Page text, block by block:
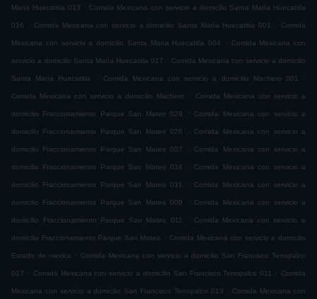
María Huecatitla 013 . Comida Mexicana con servicio a domicilio Santa María Huecatitla
016 . Comida Mexicana con servicio a domicilio Santa María Huecatitla 001 . Comida
Mexicana con servicio a domicilio Santa María Huecatitla 004 . Comida Mexicana con
servicio a domicilio Santa María Huecatitla 017 . Comida Mexicana con servicio a domicilio
Santa María Huecatitla . Comida Mexicana con servicio a domicilio Machero 001 .
Comida Mexicana con servicio a domicilio Machero . Comida Mexicana con servicio a
domicilio Fraccionamiento Parque San Mateo 029 . Comida Mexicana con servicio a
domicilio Fraccionamiento Parque San Mateo 028 . Comida Mexicana con servicio a
domicilio Fraccionamiento Parque San Mateo 007 . Comida Mexicana con servicio a
domicilio Fraccionamiento Parque San Mateo 034 . Comida Mexicana con servicio a
domicilio Fraccionamiento Parque San Mateo 031 . Comida Mexicana con servicio a
domicilio Fraccionamiento Parque San Mateo 009 . Comida Mexicana con servicio a
domicilio Fraccionamiento Parque San Mateo 011 . Comida Mexicana con servicio a
domicilio Fraccionamiento Parque San Mateo . Comida Mexicana con servicio a domicilio
Estado de mexico . Comida Mexicana con servicio a domicilio San Francisco Tenopalco
017 . Comida Mexicana con servicio a domicilio San Francisco Tenopalco 011 . Comida
Mexicana con servicio a domicilio San Francisco Tenopalco 013 . Comida Mexicana con